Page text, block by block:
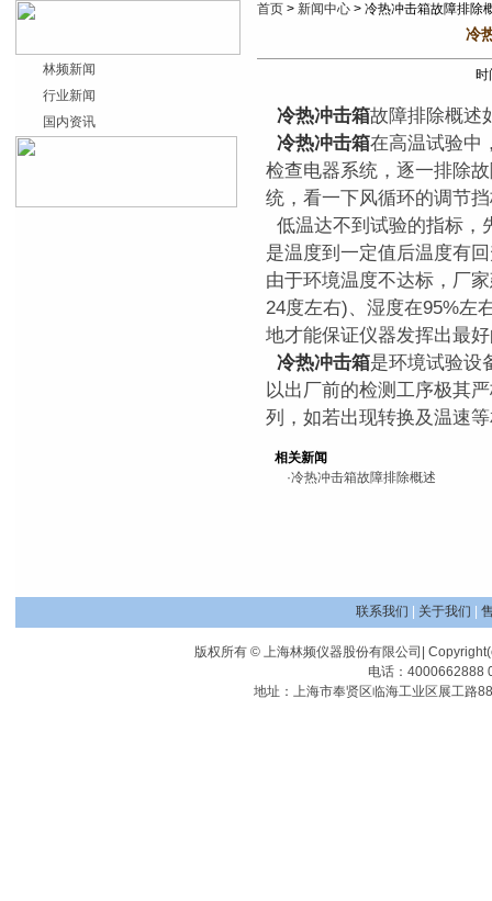
林频新闻
行业新闻
国内资讯
首页 > 新闻中心 > 冷热冲击箱故障排除
冷
冷热冲击箱故障排除概述
冷热冲击箱在高温试验中
检查电器系统，逐一排除
统，看一下风循环的调节
低温达不到试验的指标，
是温度到一定值后温度有
由于环境温度不达标，厂
24度左右)、湿度在95%左
地才能保证仪器发挥出最
冷热冲击箱是环境试验设
以出厂前的检测工序极其
列，如若出现转换及温速
相关新闻
·冷热冲击箱故障排除概述
联系我们 关于我们
版权所有 © 上海林频仪器股份有限公司|
电话：4000662888
地址：上海市奉贤区临海工业区展工路